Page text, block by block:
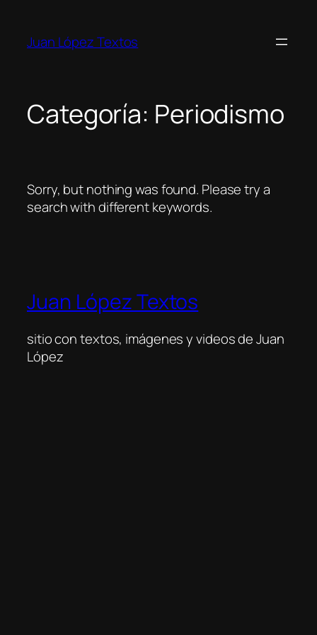
contenido
Juan López Textos
Categoría: Periodismo
Sorry, but nothing was found. Please try a
search with different keywords.
Juan López Textos
sitio con textos, imágenes y videos de Juan
López